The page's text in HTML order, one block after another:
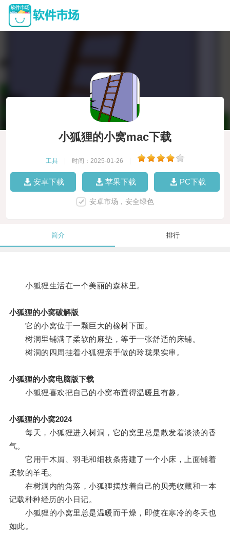
小狐狸的小窝mac下载
工具 时间：2025-01-26
安卓下载 苹果下载 PC下载
安卓市场，安全绿色
简介 排行
小狐狸生活在一个美丽的森林里。
小狐狸的小窝破解版
它的小窝位于一颗巨大的橡树下面。
树洞里铺满了柔软的麻垫，等于一张舒适的床铺。
树洞的四周挂着小狐狸亲手做的玲珑果实串。
小狐狸的小窝电脑版下载
小狐狸喜欢把自己的小窝布置得温暖且有趣。
小狐狸的小窝2024
每天，小狐狸进入树洞，它的窝里总是散发着淡淡的香
气。
它用干木屑、羽毛和细枝条搭建了一个小床，上面铺着
柔软的羊毛。
在树洞内的角落，小狐狸摆放着自己的贝壳收藏和一本
记载种种经历的小日记。
小狐狸的小窝里总是温暖而干燥，即使在寒冷的冬天也
如此。